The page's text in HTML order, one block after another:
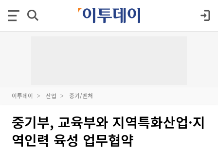
이투데이 산업 중기/벤처
중기부, 교육부와 지역특화산업·지
역인력 육성 업무협약